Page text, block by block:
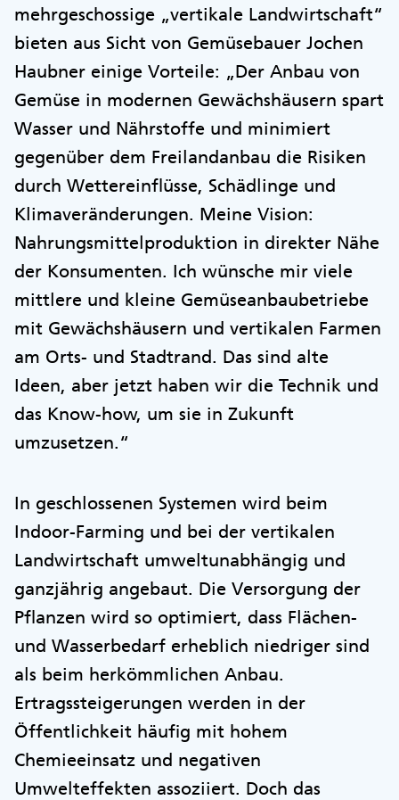
mehrgeschossige „vertikale Landwirtschaft“
bieten aus Sicht von Gemüsebauer Jochen
Haubner einige Vorteile: „Der Anbau von
Gemüse in modernen Gewächshäusern spart
Wasser und Nährstoffe und minimiert
gegenüber dem Freilandanbau die Risiken
durch Wettereinflüsse, Schädlinge und
Klimaveränderungen. Meine Vision:
Nahrungsmittelproduktion in direkter Nähe
der Konsumenten. Ich wünsche mir viele
mittlere und kleine Gemüseanbaubetriebe
mit Gewächshäusern und vertikalen Farmen
am Orts- und Stadtrand. Das sind alte
Ideen, aber jetzt haben wir die Technik und
das Know-how, um sie in Zukunft
umzusetzen.“
In geschlossenen Systemen wird beim
Indoor-Farming und bei der vertikalen
Landwirtschaft umweltunabhängig und
ganzjährig angebaut. Die Versorgung der
Pflanzen wird so optimiert, dass Flächen-
und Wasserbedarf erheblich niedriger sind
als beim herkömmlichen Anbau.
Ertragssteigerungen werden in der
Öffentlichkeit häufig mit hohem
Chemieeinsatz und negativen
Umwelteffekten assoziiert. Doch das